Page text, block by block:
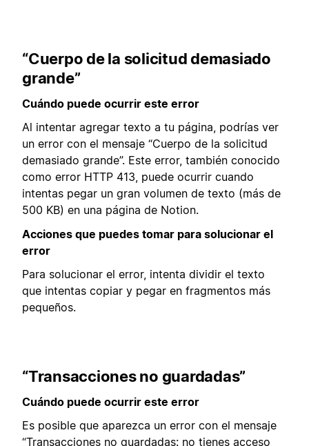
“Cuerpo de la solicitud demasiado
grande”
Cuándo puede ocurrir este error
Al intentar agregar texto a tu página, podrías ver
un error con el mensaje “Cuerpo de la solicitud
demasiado grande”. Este error, también conocido
como error HTTP 413, puede ocurrir cuando
intentas pegar un gran volumen de texto (más de
500 KB) en una página de Notion.
Acciones que puedes tomar para solucionar el
error
Para solucionar el error, intenta dividir el texto
que intentas copiar y pegar en fragmentos más
pequeños.
“Transacciones no guardadas”
Cuándo puede ocurrir este error
Es posible que aparezca un error con el mensaje
“Transacciones no guardadas: no tienes acceso